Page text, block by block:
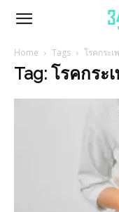
345Health
Home Tags โรคกระเ
Tag: โรคกระ